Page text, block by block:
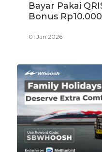
Bayar Pakai
Bonus
01 Jan 2026